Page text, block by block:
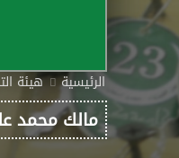
الرئيسية هيئة
مالك محمد